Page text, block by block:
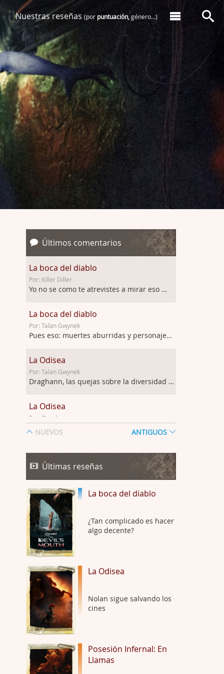
Nuestras reseñas (por puntuación,género...)
Últimos comentarios
La boca del diablo
Por: Killer Diller
Yo no se como te atrevistes a mirar eso …
La boca del diablo
Por: Talan Gwynek
Pues eso: muertes aburridas y personajes p …
La Odisea
Por: Talan Gwynek
Draghann, las quejas sobre la diversidad s …
La Odisea
Por: Draghann
No sé si entrar en polémicas con respect …
Trance
Por: Luar
Buena película, buen director y buenos ac …
El señor de las moscas
Por: Luar
Dudaba en ver la serie, una serie de 4 cap …
Hungry
Por: Croc
Las 10 películas gore de Almas
Oscuras
Por: JORDI CRUYFF
Possession
Por: Chupasangre
Mi opinión en su día. Su duracion me ha …
NUEVOS ANTIGUOS
Últimas reseñas
La boca del diablo
¿Tan complicado es hacer
algo decente?
La Odisea
Nolan sigue salvando los
cines
Posesión Infernal: En
Llamas